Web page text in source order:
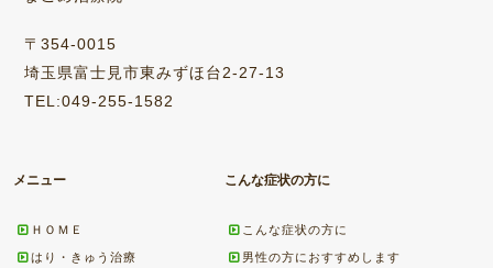
〒354-0015
埼玉県富士見市東みずほ台2-27-13
TEL:049-255-1582
メニュー
ＨＯＭＥ
はり・きゅう治療
こんな症状の方に
こんな症状の方に
男性の方におすすめします